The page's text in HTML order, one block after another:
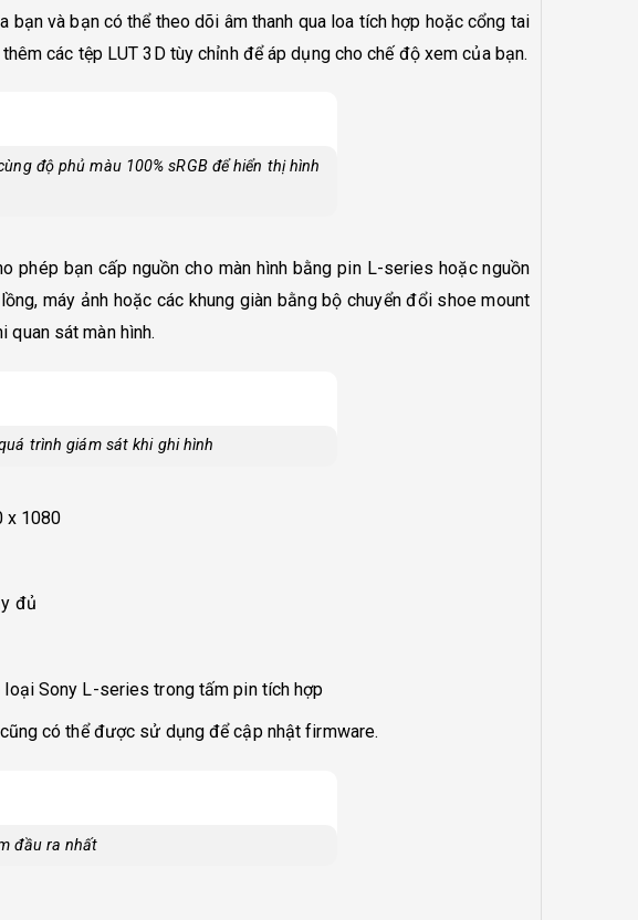
và bạn có thể theo dõi âm thanh qua loa tích hợp hoặc cổng tai
các tệp LUT 3D tùy chỉnh để áp dụng cho chế độ xem của bạn.
độ phủ màu 100% sRGB để hiển thị hình
phép bạn cấp nguồn cho màn hình bằng pin L-series hoặc nguồn
máy ảnh hoặc các khung giàn bằng bộ chuyển đổi shoe mount
quan sát màn hình.
trình giám sát khi ghi hình
x 1080
đủ
loại Sony L-series trong tấm pin tích hợp
có thể được sử dụng để cập nhật firmware.
đầu ra nhất